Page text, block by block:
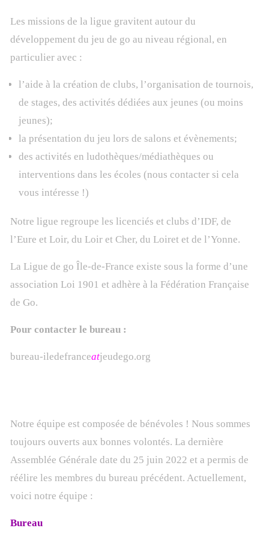
Les missions de la ligue gravitent autour du
développement du jeu de go au niveau régional, en
particulier avec :
l’aide à la création de clubs, l’organisation de tournois,
de stages, des activités dédiées aux jeunes (ou moins
jeunes);
la présentation du jeu lors de salons et évènements;
des activités en ludothèques/médiathèques ou
interventions dans les écoles (nous contacter si cela
vous intéresse !)
Notre ligue regroupe les licenciés et clubs d’IDF, de
l’Eure et Loir, du Loir et Cher, du Loiret et de l’Yonne.
La Ligue de go Île-de-France existe sous la forme d’une
association Loi 1901 et adhère à la Fédération Française
de Go.
Pour contacter le bureau :
bureau-iledefranceatjeudego.org
Notre équipe est composée de bénévoles ! Nous sommes
toujours ouverts aux bonnes volontés. La dernière
Assemblée Générale date du 25 juin 2022 et a permis de
réélire les membres du bureau précédent. Actuellement,
voici notre équipe :
Bureau